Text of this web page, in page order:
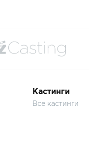
Кастинги
Все кастинги